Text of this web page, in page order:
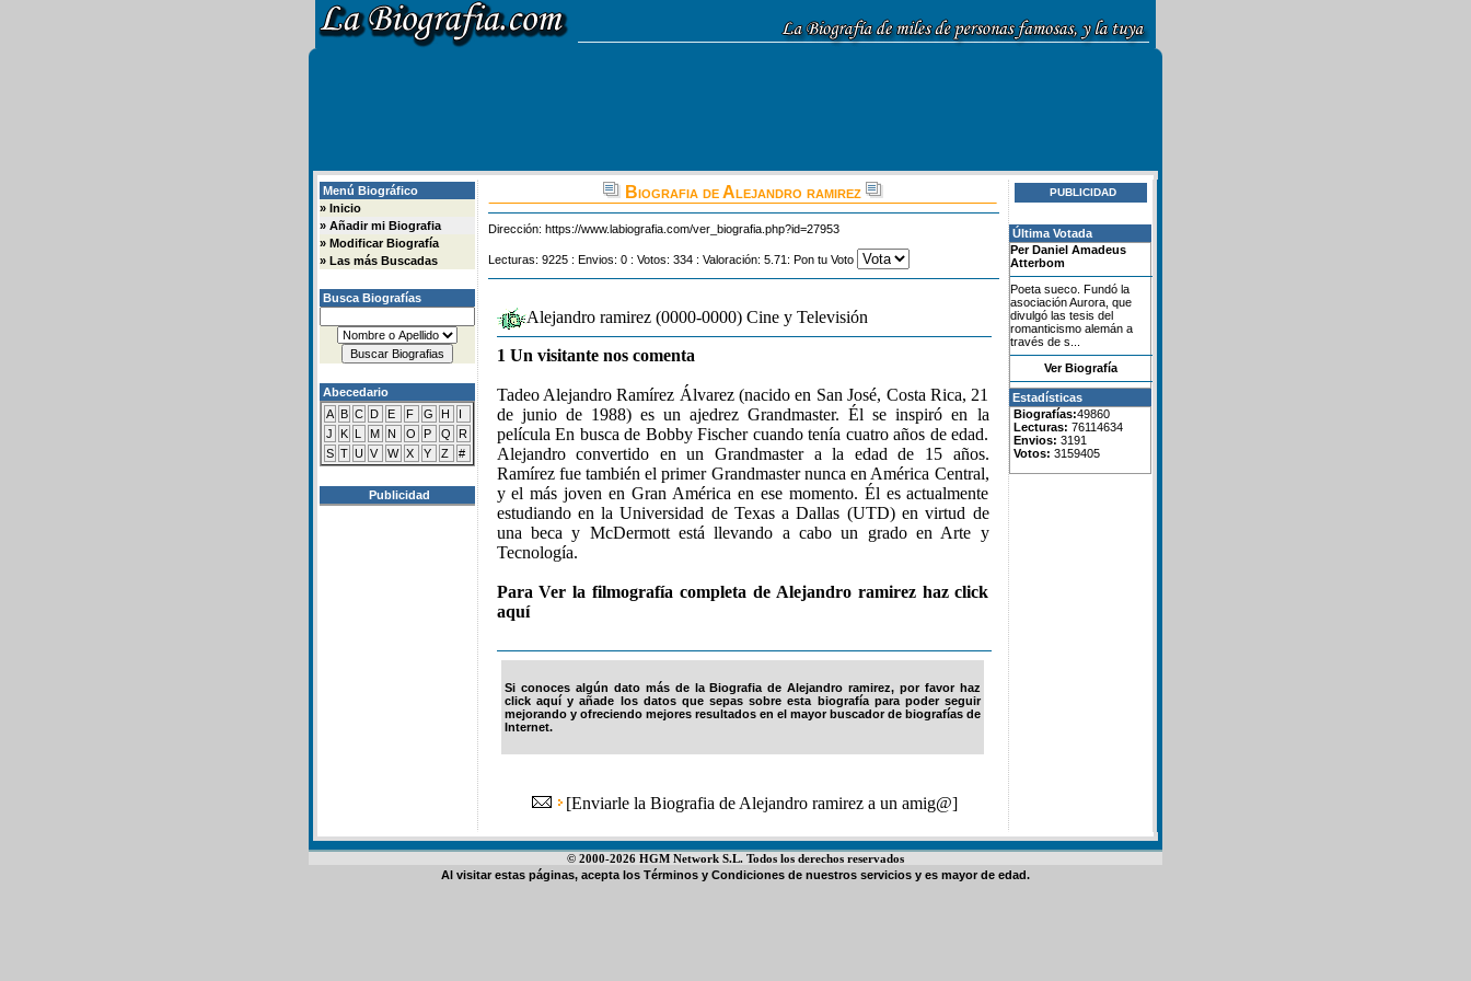
Menú Biográfico
» Inicio
» Añadir mi Biografia
» Modificar Biografía
» Las más Buscadas
Busca Biografías
Abecedario
A B C D E F G H
I
J
K L M N O P Q
R
S T U V W X Y Z #
Publicidad
Biografia de Alejandro ramirez
Dirección: https://www.labiografia.com/ver_biografia.php?id=27953
Lecturas: 9225 : Envios: 0 : Votos: 334 : Valoración: 5.71: Pon tu Voto
Alejandro ramirez (0000-0000) Cine y Televisión
1 Un visitante nos comenta
Tadeo Alejandro Ramírez Álvarez (nacido en San José, Costa Rica, 21
de junio de 1988) es un ajedrez Grandmaster. Él se inspiró en la
película En busca de Bobby Fischer cuando tenía cuatro años de edad.
Alejandro convertido en un Grandmaster a la edad de 15 años.
Ramírez fue también el primer Grandmaster nunca en América Central,
y el más joven en Gran América en ese momento. Él es actualmente
estudiando en la Universidad de Texas a Dallas (UTD) en virtud de
una beca y McDermott está llevando a cabo un grado en Arte y
Tecnología.
Para Ver la filmografía completa de Alejandro ramirez haz click
aquí
Si conoces algún dato más de la Biografia de Alejandro ramirez, por favor haz
click aquí y añade los datos que sepas sobre esta biografía para poder seguir
mejorando y ofreciendo mejores resultados en el mayor buscador de biografías de
Internet.
[Enviarle la Biografia de Alejandro ramirez a un amig@]
PUBLICIDAD
Última Votada
Per Daniel Amadeus
Atterbom
Poeta sueco. Fundó la
asociación Aurora, que
divulgó las tesis del
romanticismo alemán a
través de s...
Ver Biografía
Estadísticas
Biografías:49860
Lecturas: 76114634
Envios: 3191
Votos: 3159405
© 2000-2026 HGM Network S.L. Todos los derechos reservados
Al visitar estas páginas, acepta los Términos y Condiciones de nuestros servicios y es mayor de edad.